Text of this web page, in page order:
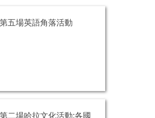
五場英語角落活動
二場哈拉文化活動:各國